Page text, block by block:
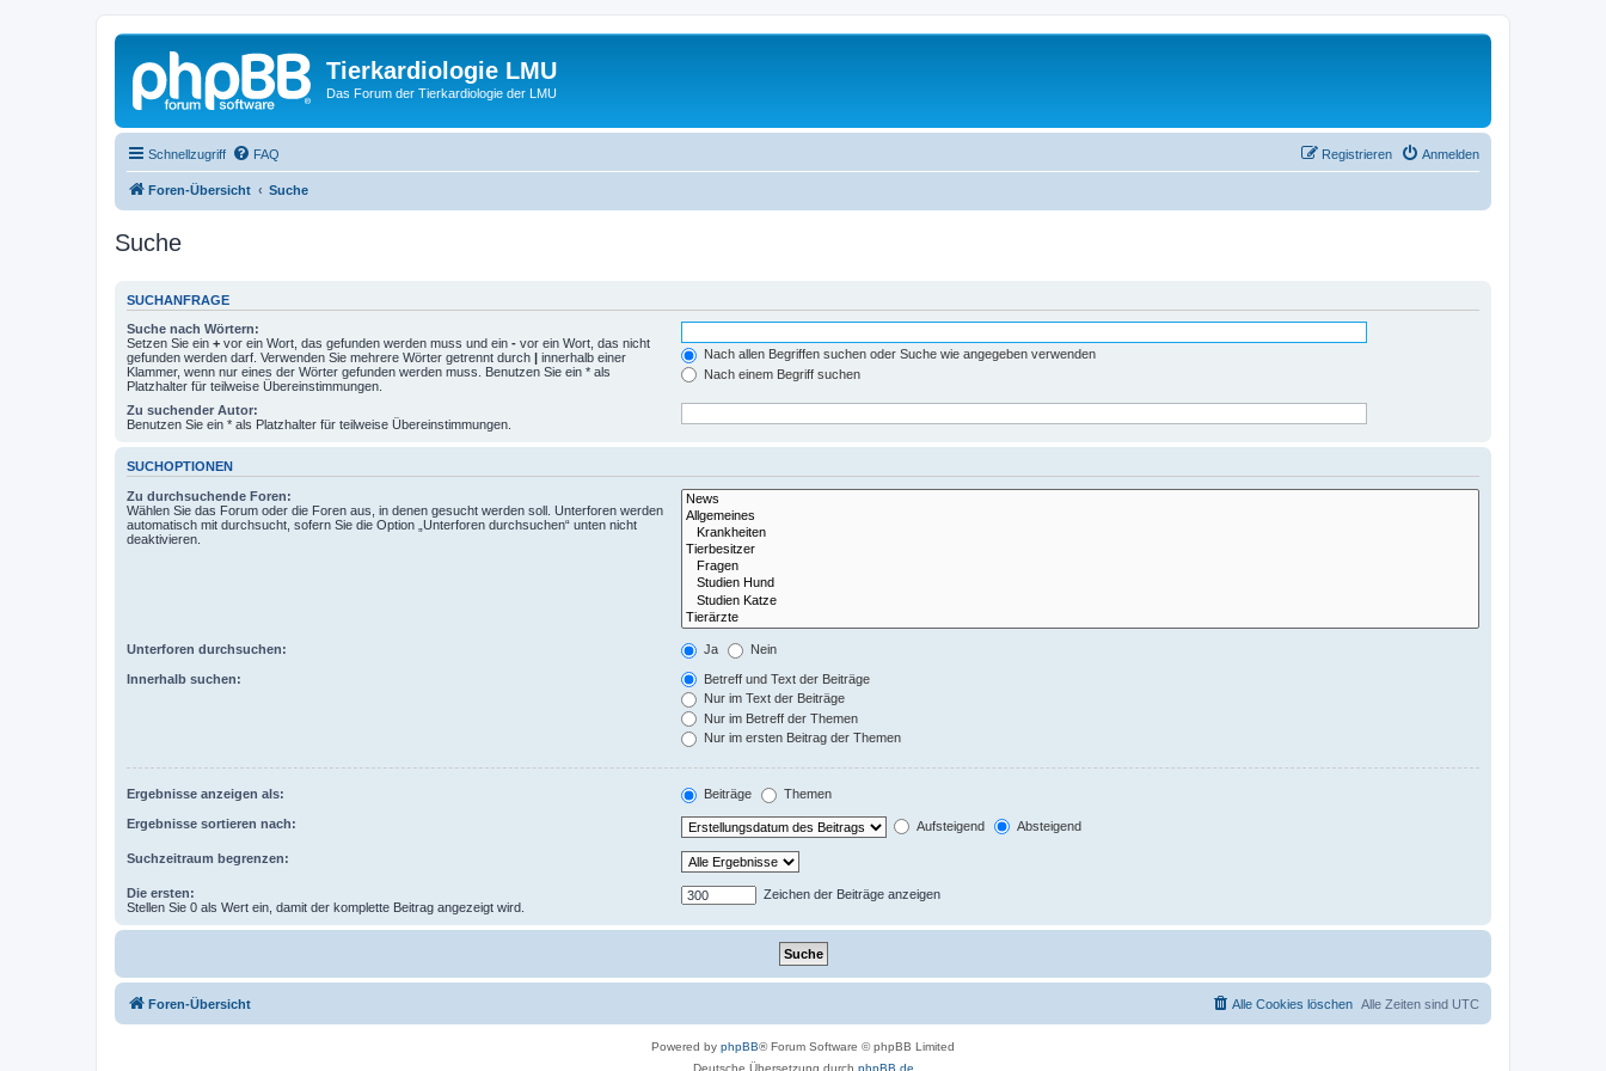
Tierkardiologie LMU
Das Forum der Tierkardiologie der LMU
Schnellzugriff FAQ Anmelden
Registrieren
Foren-Übersicht Suche
Suche
SUCHANFRAGE
Suche nach Wörtern:
Setzen Sie ein + vor ein Wort, das gefunden werden muss und ein - vor ein Wort, das nicht
gefunden werden darf. Verwenden Sie mehrere Wörter getrennt durch | innerhalb einer
Klammer, wenn nur eines der Wörter gefunden werden muss. Benutzen Sie ein * als
Platzhalter für teilweise Übereinstimmungen.
Nach allen Begriffen suchen oder Suche wie angegeben verwenden
Nach einem Begriff suchen
Zu suchender Autor:
Benutzen Sie ein * als Platzhalter für teilweise Übereinstimmungen.
SUCHOPTIONEN
Zu durchsuchende Foren:
Wählen Sie das Forum oder die Foren aus, in denen gesucht werden soll. Unterforen werden
automatisch mit durchsucht, sofern Sie die Option „Unterforen durchsuchen“ unten nicht
deaktivieren.
Unterforen durchsuchen: Ja Nein
Innerhalb suchen:
Betreff und Text der Beiträge
Nur im Text der Beiträge
Nur im Betreff der Themen
Nur im ersten Beitrag der Themen
Ergebnisse anzeigen als: Beiträge Themen
Ergebnisse sortieren nach: Aufsteigend Absteigend
Suchzeitraum begrenzen:
Die ersten:
Stellen Sie 0 als Wert ein, damit der komplette Beitrag angezeigt wird.
Zeichen der Beiträge anzeigen
Foren-Übersicht Alle Zeiten sind UTC
Alle Cookies löschen
Powered by phpBB® Forum Software © phpBB Limited
Deutsche Übersetzung durch phpBB.de